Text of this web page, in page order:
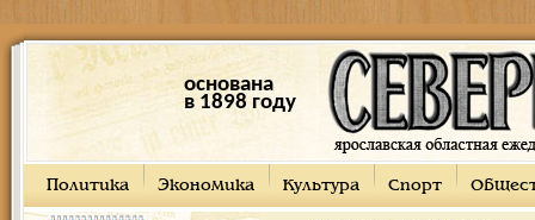
основана
в 1898 году
Политика Экономика Культура Спорт